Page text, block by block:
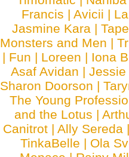
Francis | Avicii |
Jasmine Kara |
Monsters and Men |
| Fun | Loreen | Iona
Asaf Avidan |Jessie
Sharon Doorson |
The Young
and the Lotus |
Canitrot |Ally Sereda
TinkaBelle | Ola